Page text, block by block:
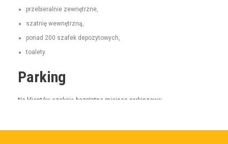
prze­bier­al­nie zewnętrzne,
szat­nię wewnętrzną,
pon­ad 200 szafek depozytowych,
toale­ty.
Parking
Na klien­tów czeka­ją bezpłatne miejs­ca parkingowe: